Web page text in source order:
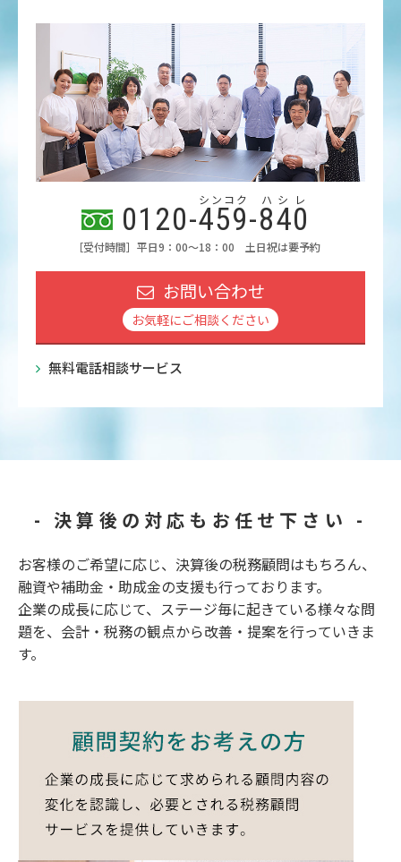
0120-459
シンコク
-840
ハシレ
［受付時間］平日9：00～18：00 土日祝は要予約
お問い合わせ
お気軽にご相談ください
無料電話相談サービス
- 決算後の対応もお任せ下さい -
お客様のご希望に応じ、決算後の税務顧問はもちろん、
融資や補助金・助成金の支援も行っております。
企業の成長に応じて、ステージ毎に起きている様々な問
題を、会計・税務の観点から改善・提案を行っていきま
す。